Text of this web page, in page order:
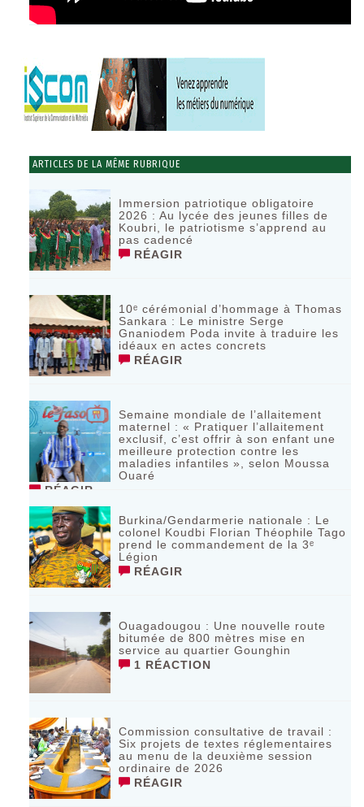
ARTICLES DE LA MÊME RUBRIQUE
Immersion patriotique obligatoire
2026 : Au lycée des jeunes filles de
Koubri, le patriotisme s’apprend au
pas cadencé
RÉAGIR
10ᵉ cérémonial d’hommage à Thomas
Sankara : Le ministre Serge
Gnaniodem Poda invite à traduire les
idéaux en actes concrets
RÉAGIR
Semaine mondiale de l’allaitement
maternel : « Pratiquer l’allaitement
exclusif, c’est offrir à son enfant une
meilleure protection contre les
maladies infantiles », selon Moussa
Ouaré
RÉAGIR
Burkina/Gendarmerie nationale : Le
colonel Koudbi Florian Théophile Tago
prend le commandement de la 3ᵉ
Légion
RÉAGIR
Ouagadougou : Une nouvelle route
bitumée de 800 mètres mise en
service au quartier Gounghin
1 RÉACTION
Commission consultative de travail :
Six projets de textes réglementaires
au menu de la deuxième session
ordinaire de 2026
RÉAGIR